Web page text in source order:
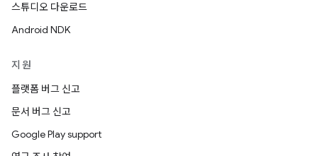
스튜디오 다운로드
Android NDK
지원
플랫폼 버그 신고
문서 버그 신고
Google Play support